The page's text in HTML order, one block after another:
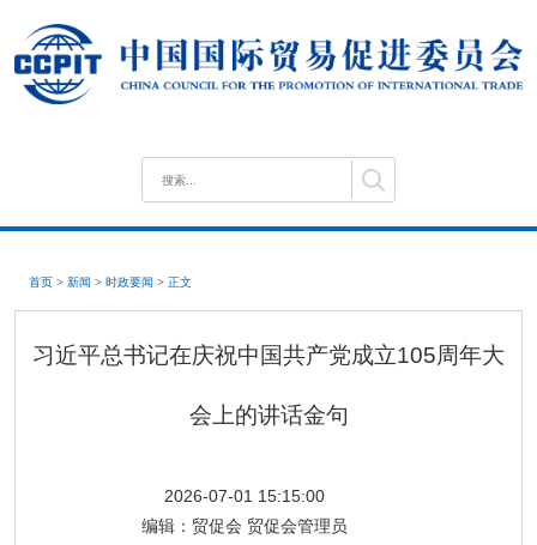
首页 > 新闻 > 时政要闻 > 正文
习近平总书记在庆祝中国共产党成立105周年大
会上的讲话金句
2026-07-01 15:15:00
编辑： 贸促会 贸促会管理员